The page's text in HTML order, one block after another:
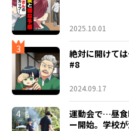
2025.10.01
3
絶対に開けて
#8
2024.09.17
4
運動会で…昼食
ー開始。学校